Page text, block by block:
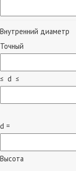
Внутренний диаметр
Точный
≤ d ≤
d =
Высота